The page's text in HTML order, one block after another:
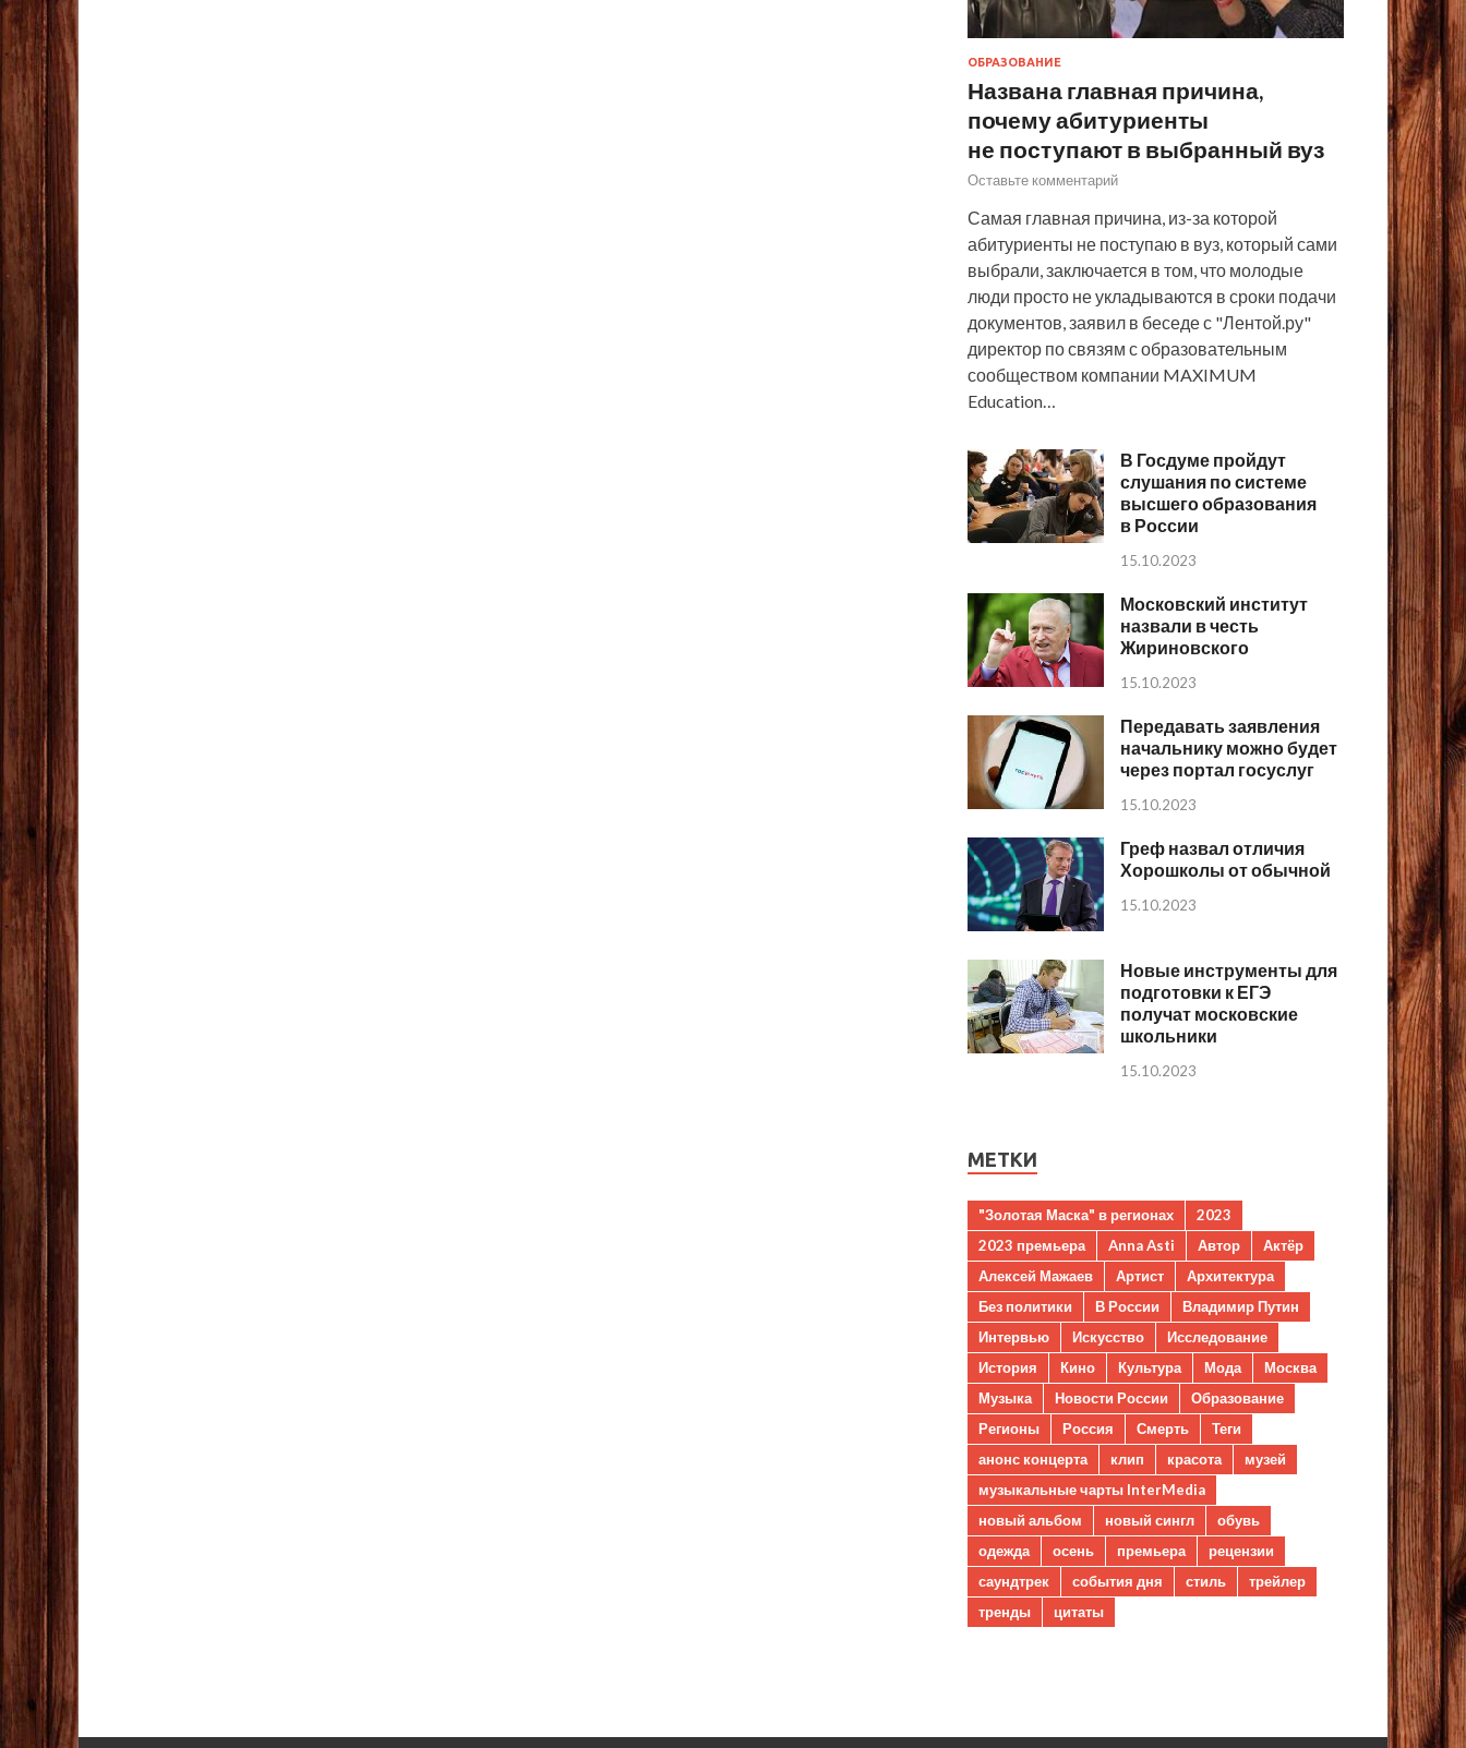
ОБРАЗОВАНИЕ
Названа главная причина,
почему абитуриенты
не поступают в выбранный вуз
Оставьте комментарий
Самая главная причина, из-за которой
абитуриенты не поступаю в вуз, который сами
выбрали, заключается в том, что молодые
люди просто не укладываются в сроки подачи
документов, заявил в беседе с "Лентой.ру"
директор по связям с образовательным
сообществом компании MAXIMUM
Education…
В Госдуме пройдут
слушания по системе
высшего образования
в России
15.10.2023
Московский институт
назвали в честь
Жириновского
15.10.2023
Передавать заявления
начальнику можно будет
через портал госуслуг
15.10.2023
Греф назвал отличия
Хорошколы от обычной
15.10.2023
Новые инструменты для
подготовки к ЕГЭ
получат московские
школьники
15.10.2023
МЕТКИ
"Золотая Маска" в регионах
2023
2023 премьера
Anna Asti Автор
Актёр
Алексей Мажаев
Артист
Архитектура
Без политики
В России
Владимир Путин
Интервью
Искусство
Исследование
История
Кино Культура Мода
Москва
Музыка
Новости России
Образование
Регионы
Россия Смерть
Теги
анонс концерта
клип красота
музей
музыкальные чарты InterMedia
новый альбом
новый сингл
обувь
одежда
осень премьера
рецензии
саундтрек
события дня стиль
трейлер
тренды
цитаты